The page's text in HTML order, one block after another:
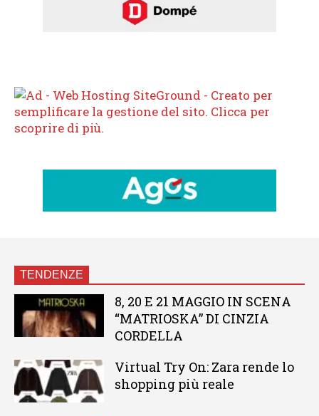
TENDENZE
8, 20 E 21 MAGGIO IN SCENA
“MATRIOSKA” DI CINZIA
CORDELLA
Virtual Try On: Zara rende lo
shopping più reale